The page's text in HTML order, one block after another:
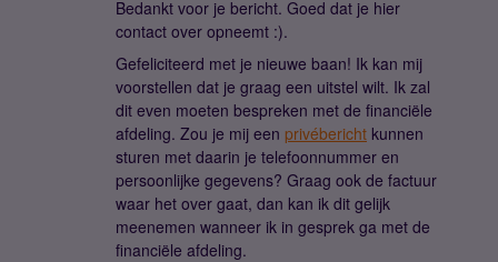
Bedankt voor je bericht. Goed dat je hier
contact over opneemt :).
Gefeliciteerd met je nieuwe baan! Ik kan mij
voorstellen dat je graag een uitstel wilt. Ik zal
dit even moeten bespreken met de financiële
afdeling. Zou je mij een privébericht kunnen
sturen met daarin je telefoonnummer en
persoonlijke gegevens? Graag ook de factuur
waar het over gaat, dan kan ik dit gelijk
meenemen wanneer ik in gesprek ga met de
financiële afdeling.